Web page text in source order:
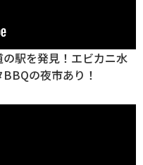
駅を発見！エビカニ水
の夜市あり！